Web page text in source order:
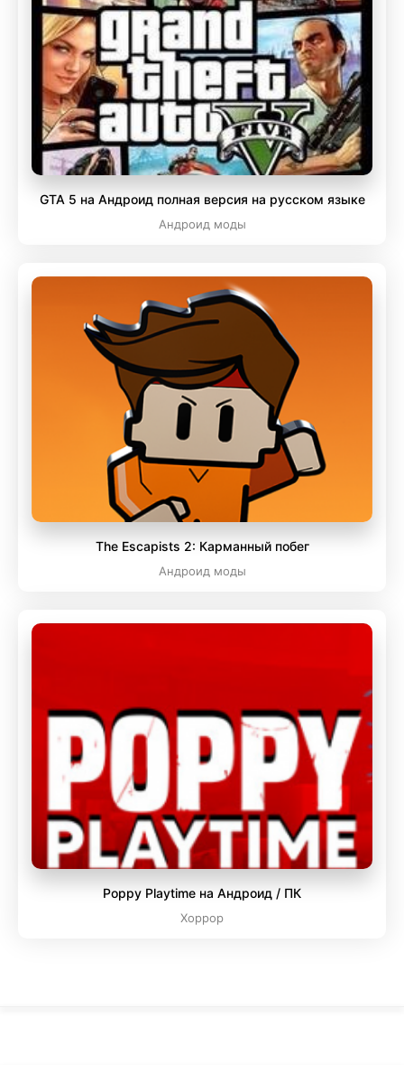
GTA 5 на Андроид полная версия на русском языке
Андроид моды
The Escapists 2: Карманный побег
Андроид моды
Poppy Playtime на Андроид / ПК
Хоррор